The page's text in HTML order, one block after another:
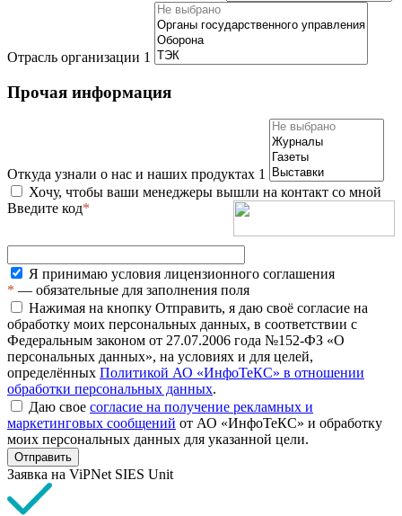
Отрасль организации 1
Прочая информация
Откуда узнали о нас и наших продуктах 1
Хочу, чтобы ваши менеджеры вышли на контакт со мной
Введите код*
Я принимаю условия лицензионного соглашения
* — обязательные для заполнения поля
Нажимая на кнопку Отправить, я даю своё согласие на
обработку моих персональных данных, в соответствии с
Федеральным законом от 27.07.2006 года №152-ФЗ «О
персональных данных», на условиях и для целей,
определённых Политикой АО «ИнфоТеКС» в отношении
обработки персональных данных.
Даю свое согласие на получение рекламных и
маркетинговых сообщений от АО «ИнфоТеКС» и обработку
моих персональных данных для указанной цели.
Отправить
Заявка на ViPNet SIES Unit